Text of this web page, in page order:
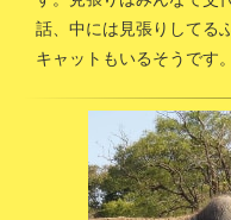
話、中には見張りしてる
キャットもいるそうです。